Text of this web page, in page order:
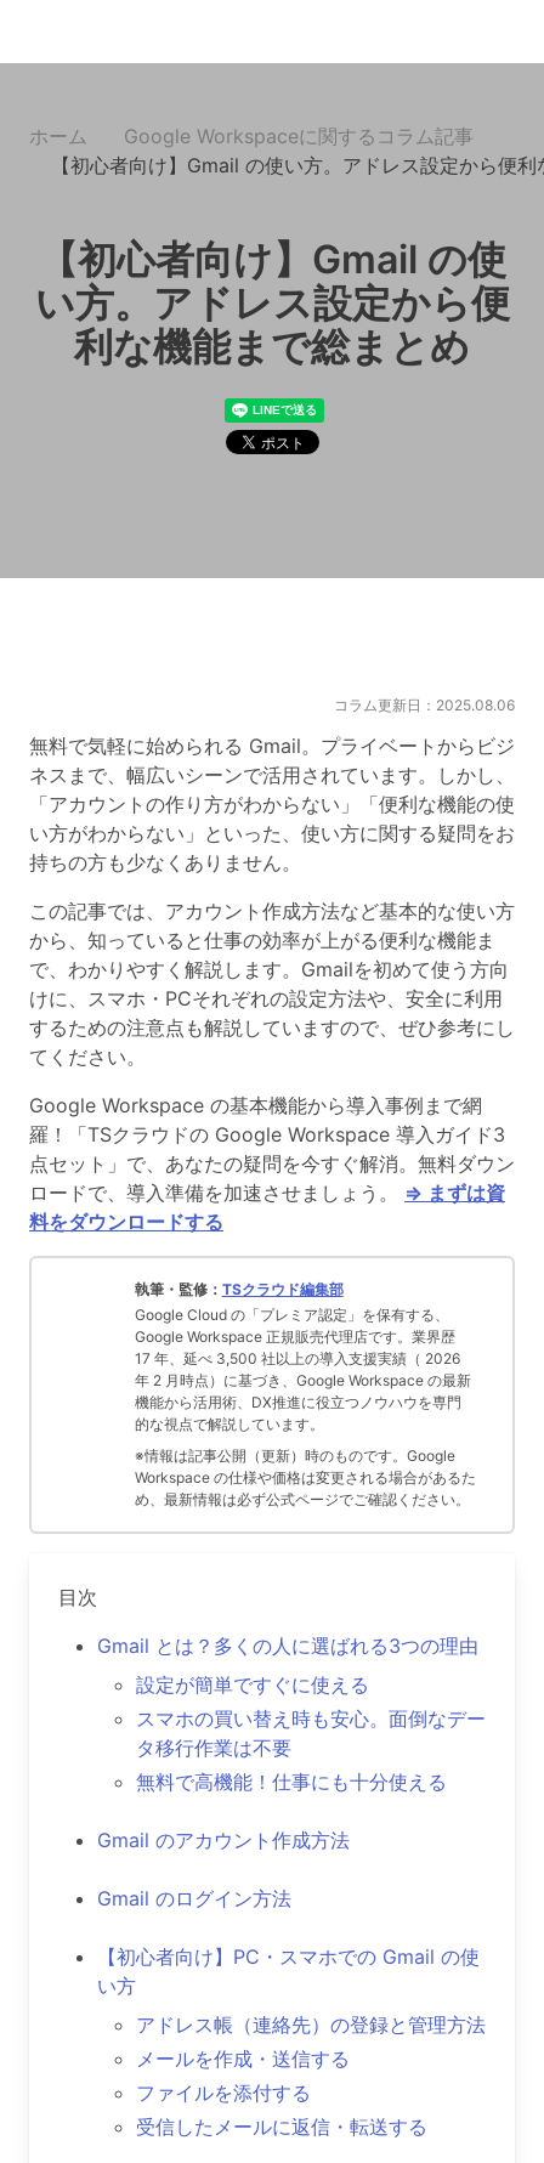
ホーム
Google Workspaceに関するコラム記事
【初心者向け】Gmail の使い方。アドレス設定から便
【初心者向け】Gmail の使
い方。アドレス設定から便
利な機能まで総まとめ
コラム更新日：2025.08.06
無料で気軽に始められる Gmail。プライベートからビジ
ネスまで、幅広いシーンで活用されています。しかし、
「アカウントの作り方がわからない」「便利な機能の使
い方がわからない」といった、使い方に関する疑問をお
持ちの方も少なくありません。
この記事では、アカウント作成方法など基本的な使い方
から、知っていると仕事の効率が上がる便利な機能ま
で、わかりやすく解説します。Gmailを初めて使う方向
けに、スマホ・PCそれぞれの設定方法や、安全に利用
するための注意点も解説していますので、ぜひ参考にし
てください。
Google Workspace の基本機能から導入事例まで網
羅！「TSクラウドの Google Workspace 導入ガイド3
点セット」で、あなたの疑問を今すぐ解消。無料ダウン
ロードで、導入準備を加速させましょう。 ⇒ まずは資
料をダウンロードする
執筆・監修： TSクラウド編集部
Google Cloud の「プレミア認定」を保有する、
Google Workspace 正規販売代理店です。業界歴
17 年、延べ 3,500 社以上の導入支援実績（ 2026
年 2 月時点）に基づき、Google Workspace の最新
機能から活用術、DX推進に役立つノウハウを専門
的な視点で解説しています。
※情報は記事公開（更新）時のものです。Google
Workspace の仕様や価格は変更される場合があるた
め、最新情報は必ず公式ページでご確認ください。
目次
Gmail とは？多くの人に選ばれる3つの理由
設定が簡単ですぐに使える
スマホの買い替え時も安心。面倒なデー
タ移行作業は不要
無料で高機能！仕事にも十分使える
Gmail のアカウント作成方法
Gmail のログイン方法
【初心者向け】PC・スマホでの Gmail の使
い方
アドレス帳（連絡先）の登録と管理方法
メールを作成・送信する
ファイルを添付する
受信したメールに返信・転送する